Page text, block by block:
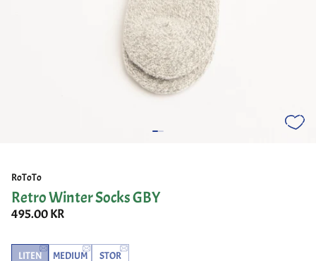
RoToTo
Retro Winter Socks GBY
495.00 KR
LITEN MEDIUM STOR